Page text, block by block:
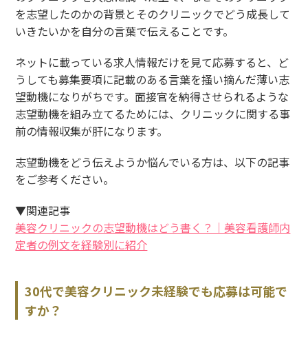
を志望したのかの背景とそのクリニックでどう成長して
いきたいかを自分の言葉で伝えることです。
ネットに載っている求人情報だけを見て応募すると、ど
うしても募集要項に記載のある言葉を掻い摘んだ薄い志
望動機になりがちです。面接官を納得させられるような
志望動機を組み立てるためには、クリニックに関する事
前の情報収集が肝になります。
志望動機をどう伝えようか悩んでいる方は、以下の記事
をご参考ください。
▼関連記事
美容クリニックの志望動機はどう書く？｜美容看護師内
定者の例文を経験別に紹介
30代で美容クリニック未経験でも応募は可能で
すか？